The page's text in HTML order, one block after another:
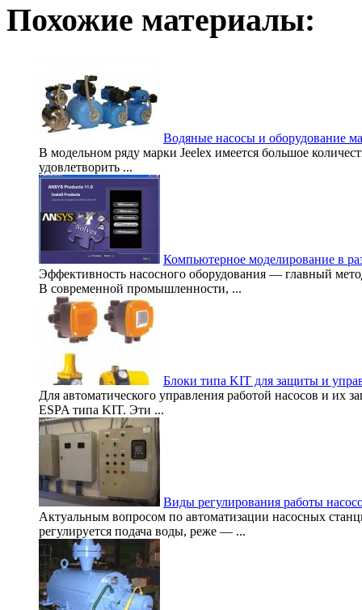
Похожие материалы:
Водяные насосы и оборудование
В модельном ряду марки Jeelex имеется большое
удовлетворить ...
Компьютерное моделирование в
Эффективность насосного оборудования — главный
В современной промышленности, ...
Блоки типа KIT для защиты и
Для автоматического управления работой насосов и
ESPA типа KIT. Эти ...
Виды регулирования работы
Актуальным вопросом по автоматизации насосных
регулируется подача воды, реже — ...